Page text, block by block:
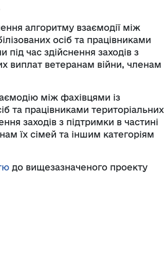
алгоритму взаємодії між
осіб та працівниками
під час здійснення заходів з
виплат ветеранам війни, членам
між фахівцями із
та працівниками територіальних
заходів з підтримки в частині
їх сімей та іншим категоріям
до вищезазначеного проекту